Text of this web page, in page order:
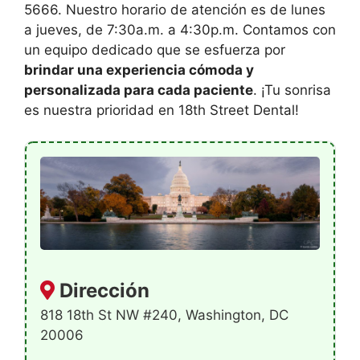
5666. Nuestro horario de atención es de lunes
a jueves, de 7:30a.m. a 4:30p.m. Contamos con
un equipo dedicado que se esfuerza por
brindar una experiencia cómoda y
personalizada para cada paciente. ¡Tu sonrisa
es nuestra prioridad en 18th Street Dental!
Dirección
818 18th St NW #240, Washington, DC
20006